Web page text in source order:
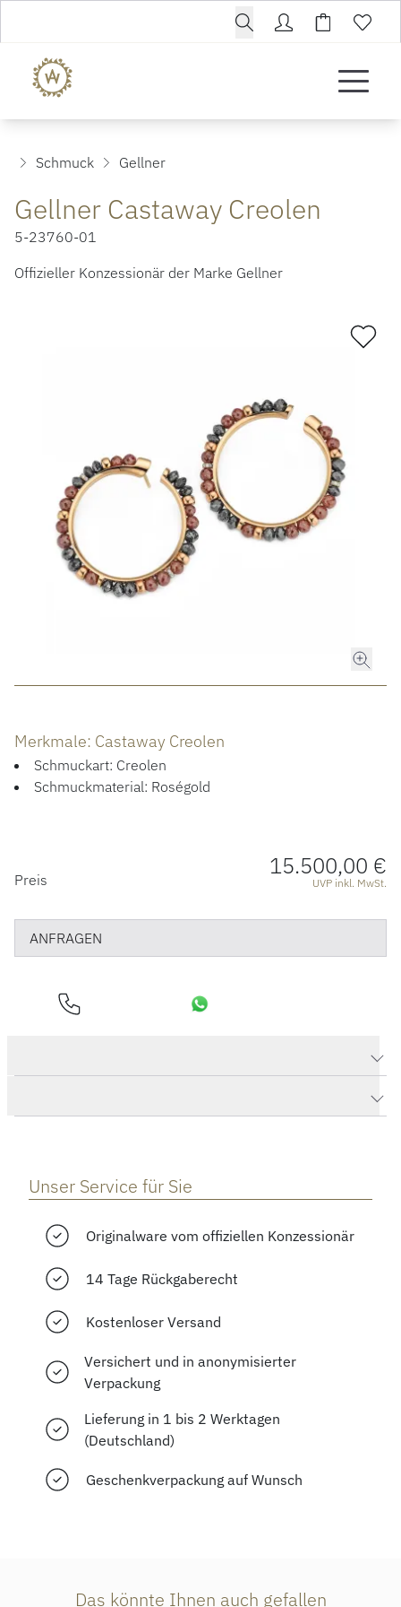
ROLEX
ROLEX CERTIFIED PRE-OWNED
ACCESSOIRES
Schmuck Gellner
Gellner Castaway Creolen
5-23760-01
Offizieller Konzessionär der Marke Gellner
Merkmale: Castaway Creolen
Schmuckart: Creolen
Schmuckmaterial: Roségold
PREISINFORMATIONEN
Preis 15.500,00 €
UVP inkl. MwSt.
ANFRAGEN
Unser Service für Sie
Originalware vom offiziellen Konzessionär
14 Tage Rückgaberecht
Kostenloser Versand
Versichert und in anonymisierter
Verpackung
Lieferung in 1 bis 2 Werktagen
(Deutschland)
Geschenkverpackung auf Wunsch
Das könnte Ihnen auch gefallen